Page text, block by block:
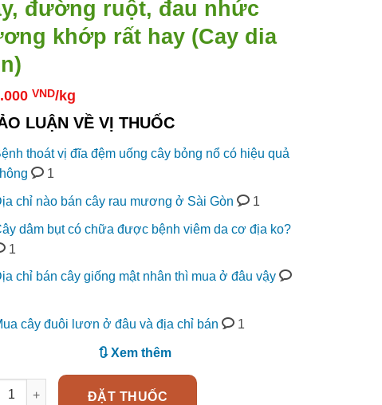
đường ruột, đau nhức
khớp rất hay (Cay dia
VND/kg
LUẬN VỀ VỊ THUỐC
thoát vị đĩa đệm uống cây bỏng nổ có hiệu quả
1
chỉ nào bán cây rau mương ở Sài Gòn 1
dâm bụt có chữa được bệnh viêm da cơ địa ko?
1
chỉ bán cây giống mật nhân thì mua ở đâu vậy
cây đuôi lươn ở đâu và địa chỉ bán 1
🔃 Xem thêm
địa liền điều trị bệnh dạ dày, đường ruột, đau nhức xương khớp rất
ĐẶT THUỐC